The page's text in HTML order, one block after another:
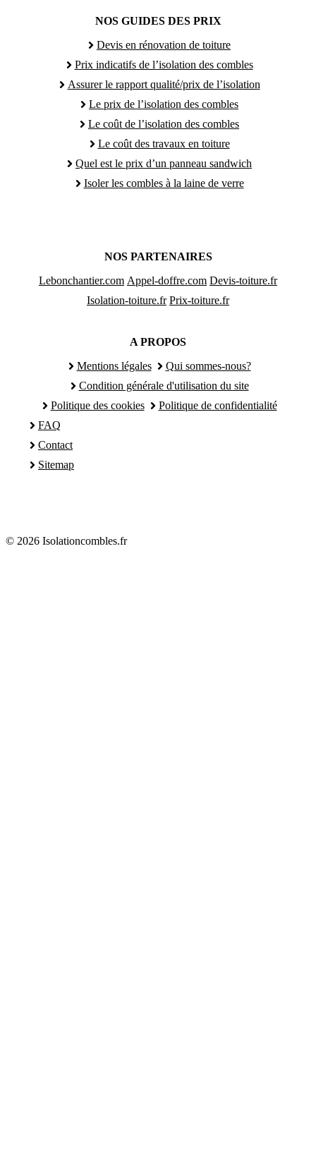
NOS GUIDES DES PRIX
Devis en rénovation de toiture
Prix indicatifs de l’isolation des combles
Assurer le rapport qualité/prix de l’isolation
Le prix de l’isolation des combles
Le coût de l’isolation des combles
Le coût des travaux en toiture
Quel est le prix d’un panneau sandwich
Isoler les combles à la laine de verre
NOS PARTENAIRES
Lebonchantier.com Appel-doffre.com Devis-toiture.fr
Isolation-toiture.fr Prix-toiture.fr
A PROPOS
Mentions légales
Qui sommes-nous?
Condition générale d'utilisation du site
Politique des cookies
Politique de confidentialité
FAQ
Contact
Sitemap
© 2026 Isolationcombles.fr